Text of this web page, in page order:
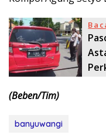
(Beben/Tim)
banyuwangi